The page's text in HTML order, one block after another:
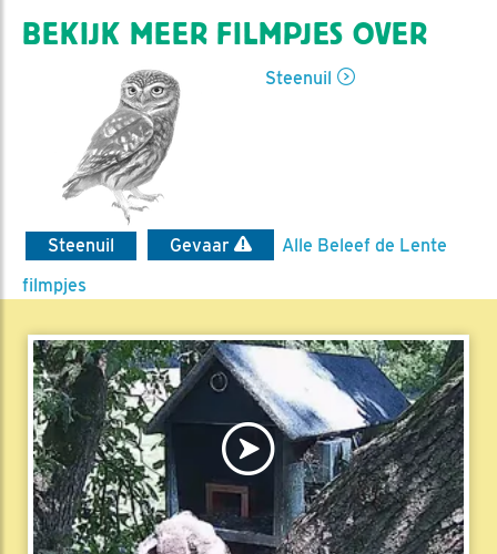
BEKIJK MEER FILMPJES OVER
Steenuil
Steenuil Gevaar
Alle Beleef de Lente
filmpjes